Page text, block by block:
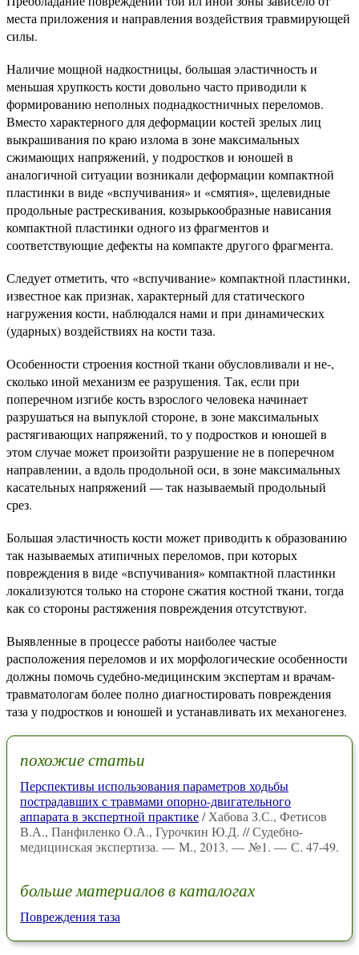
места приложения и направления воздействия травмирующей
силы.
Наличие мощной надкостницы, большая эластичность и
меньшая хрупкость кости довольно часто приводили к
формированию неполных поднадкостничных переломов.
Вместо характерного для деформации костей зрелых лиц
выкрашивания по краю излома в зоне максимальных
сжимающих напряжений, у подростков и юношей в
аналогичной ситуации возникали деформации компактной
пластинки в виде «вспучивания» и «смятия», щелевидные
продольные растрескивания, козырькообразные нависания
компактной пластинки одного из фрагментов и
соответствующие дефекты на компакте другого фрагмента.
Следует отметить, что «вспучивание» компактной пластинки,
известное как признак, характерный для статического
нагружения кости, наблюдался нами и при динамических
(ударных) воздействиях на кости таза.
Особенности строения костной ткани обусловливали и не-,
сколько иной механизм ее разрушения. Так, если при
поперечном изгибе кость взрослого человека начинает
разрушаться на выпуклой стороне, в зоне максимальных
растягивающих напряжений, то у подростков и юношей в
этом случае может произойти разрушение не в поперечном
направлении, а вдоль продольной оси, в зоне максимальных
касательных напряжений — так называемый продольный
срез.
Большая эластичность кости может приводить к образованию
так называемых атипичных переломов, при которых
повреждения в виде «вспучивания» компактной пластинки
локализуются только на стороне сжатия костной ткани, тогда
как со стороны растяжения повреждения отсутствуют.
Выявленные в процессе работы наиболее частые
расположения переломов и их морфологические особенности
должны помочь судебно-медицинским экспертам и врачам-
травматологам более полно диагностировать повреждения
таза у подростков и юношей и устанавливать их механогенез.
похожие статьи
Перспективы использования параметров ходьбы
пострадавших с травмами опорно-двигательного
аппарата в экспертной практике/ Хабова З.С., Фетисов
В.А., Панфиленко О.А., Гурочкин Ю.Д. // Судебно-
медицинская экспертиза. — М., 2013. — №1. — С. 47-49.
больше материалов в каталогах
Повреждения таза